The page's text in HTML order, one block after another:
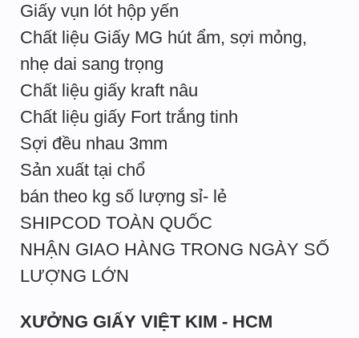
Giấy vụn lót hộp yến
Chất liệu Giấy MG hút ẩm, sợi mỏng,
nhẹ dai sang trọng
Chất liệu giấy kraft nâu
Chất liệu giấy Fort trắng tinh
Sợi đều nhau 3mm
Sản xuất tại chổ
bán theo kg số lượng sỉ- lẻ
SHIPCOD TOÀN QUỐC
NHẬN GIAO HÀNG TRONG NGÀY SỐ
LƯỢNG LỚN
XƯỞNG GIẤY VIỆT KIM - HCM